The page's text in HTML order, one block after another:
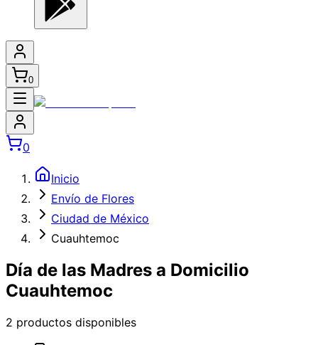
0
0
Inicio
Envío de Flores
Ciudad de México
Cuauhtemoc
Día de las Madres a Domicilio
Cuauhtemoc
2 productos disponibles